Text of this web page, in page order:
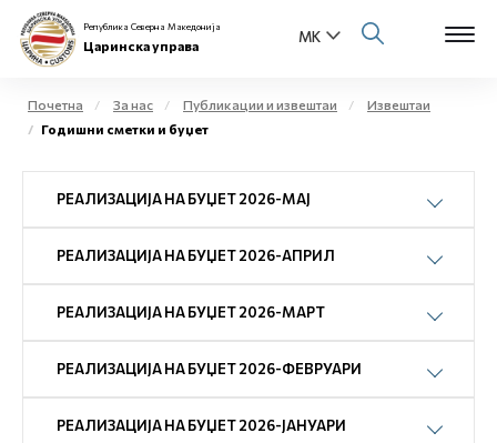
Open
Open
Open
Open
Република Северна Македонија
Царинска управа
Почетна За нас Публикации и извештаи
Извештаи
Годишни сметки и буџет
РЕАЛИЗАЦИЈА НА БУЏЕТ 2026-МАЈ
РЕАЛИЗАЦИЈА НА БУЏЕТ 2026-АПРИЛ
РЕАЛИЗАЦИЈА НА БУЏЕТ 2026-МАРТ
РЕАЛИЗАЦИЈА НА БУЏЕТ 2026-ФЕВРУАРИ
РЕАЛИЗАЦИЈА НА БУЏЕТ 2026-ЈАНУАРИ